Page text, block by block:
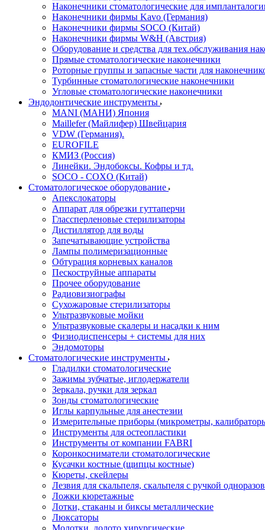
Наконечники стоматологические для
Наконечники фирмы Kavo (Германия)
Наконечники фирмы SOCO (Китай)
Наконечники фирмы W&H (Австрия)
Оборудование и средства для тех.обслуживания
Прямые стоматологические наконечники
Роторные группы и запасные части для
Турбинные стоматологические наконечники
Угловые стоматологические наконечники
Эндодонтические инструменты
MANI (МАНИ) Япония
Maillefer (Майлифер) Швейцария
VDW (Германия).
EUROFILE
КМИЗ (Россия)
Линейки. Эндобоксы. Кофры и тд.
SOCO - COXO (Китай)
Стоматологическое оборудование
Апекслокаторы
Аппарат для обрезки гуттаперчи
Глассперленовые стерилизаторы
Дистиллятор для воды
Запечатывающие устройства
Лампы полимеризационные
Обтурация корневых каналов
Пескоструйные аппараты
Прочее оборудование
Радиовизиографы
Сухожаровые стерилизаторы
Ультразвуковые мойки
Ультразвуковые скалеры и насадки к ним
Физиодиспенсеры + системы для них
Эндомоторы
Стоматологические инструменты
Гладилки стоматологические
Зажимы зубчатые, иглодержатели
Зеркала, ручки для зеркал
Зонды стоматологические
Иглы карпульные для анестезии
Измерительные приборы (микрометры,
Инструменты для остеопластики
Инструменты от компании FABRI
Коронкосниматели стоматологические
Кусачки костные (щипцы костные)
Кюреты, скейлеры
Лезвия для скальпеля, скальпеля с ручкой
Ложки кюретажные
Лотки, стаканы и биксы металлические
Люксаторы